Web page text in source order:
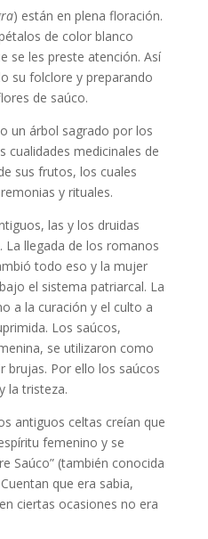
) están en plena floración.
de color blanco
se les preste atención. Así
su folclore y preparando
de saúco.
un árbol sagrado por los
cualidades medicinales de
sus frutos, los cuales
y rituales.
las y los druidas
La llegada de los romanos
todo eso y la mujer
el sistema patriarcal. La
a la curación y el culto a
Los saúcos,
se utilizaron como
brujas. Por ello los saúcos
la tristeza.
antiguos celtas creían que
femenino y se
Saúco” (también conocida
que era sabia,
ciertas ocasiones no era